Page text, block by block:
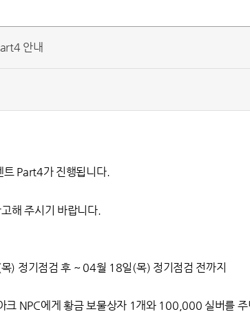
안내
트 Part4가 진행됩니다.
해 주시기 바랍니다.
정기점검 후 ~ 04월 18일(목) 정기점검 전까지
크 NPC에게 황금 보물상자 1개와 100,000 실버를